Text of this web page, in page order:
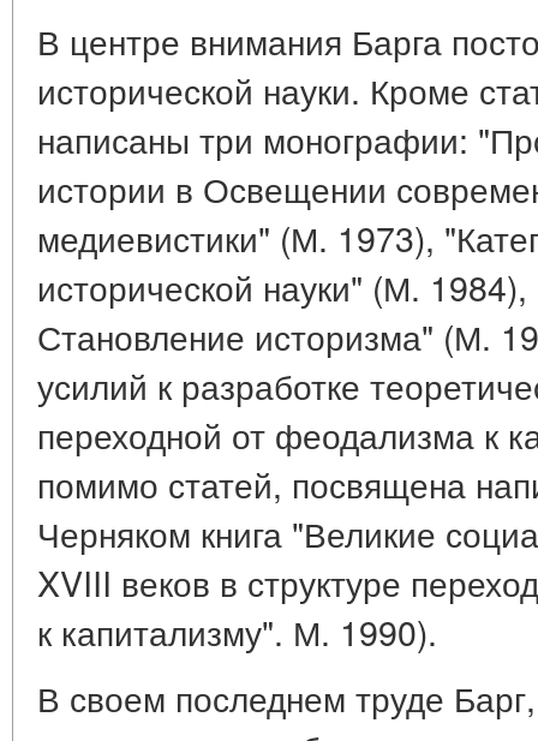
В центре внимания Барга
исторической науки. Кроме
написаны три монографии:
истории в Освещении
медиевистики" (М. 1973),
исторической науки" (М.
Становление историзма" (М.
усилий к разработке
переходной от феодализма к
помимо статей, посвящена
Черняком книга "Великие
XVIII веков в структуре
к капитализму". М. 1990).
В своем последнем труде